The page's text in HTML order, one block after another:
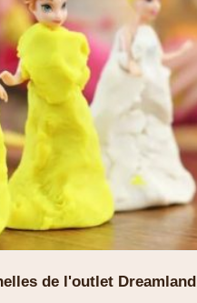
de l'outlet Dreamland